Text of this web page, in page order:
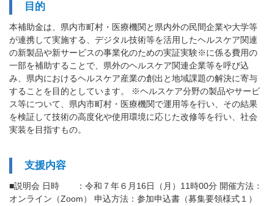
目的
本補助金は、県内市町村・医療機関と県内外の民間企業や大学等
が連携して実施する、デジタル技術等を活用したヘルスケア関連
の新製品や新サービスの事業化のための実証実験※に係る費用の
一部を補助することで、県外のヘルスケア関連企業等を呼び込
み、県内におけるヘルスケア産業の創出と地域課題の解決に寄与
することを目的としています。 ※ヘルスケア分野の製品やサービ
ス等について、県内市町村・医療機関で運用等を行い、その結果
を検証して技術の高度化や使用環境に応じた改修等を行い、社会
実装を目指すもの。
支援内容
■説明会 日時 ：令和７年６月16日（月）11時00分 開催方法：
オンライン（Zoom） 申込方法：参加申込書（募集要領様式１）